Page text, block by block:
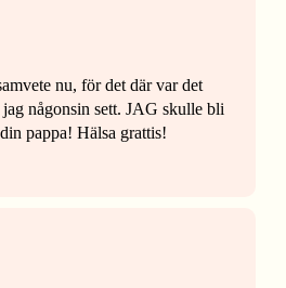
nu, för det där var det
någonsin sett. JAG skulle bli
pappa! Hälsa grattis!